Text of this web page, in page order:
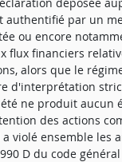
authentifié par un
ou encore
flux financiers
alors que le
d'interprétation
ne produit aucun
des actions
violé ensemble les
D du code